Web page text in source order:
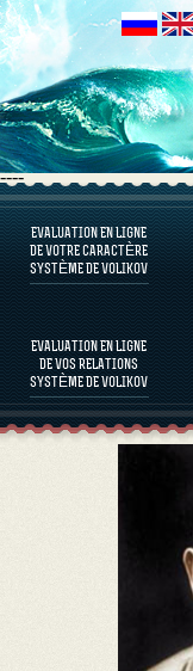
----
EVALUATION EN LIGNE
DE VOTRE CARACTÈRE
SYSTÈME DE VOLIKOV
EVALUATION EN LIGNE
DE VOS RELATIONS
SYSTÈME DE VOLIKOV
EVALUER
L'ÉVALUATION DU
EVALUER